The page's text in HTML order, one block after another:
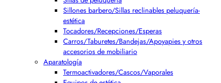
Sillones barbero/Sillas reclinables peluquería-
estética
Tocadores/Recepciones/Esperas
Carros/Taburetes/Bandejas/Apoyapies y otros
accesorios de mobiliario
Aparatología
Termoactivadores/Cascos/Vaporales